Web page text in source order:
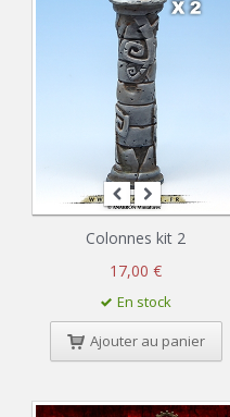
Colonnes kit 2
17,00 €
En stock
Ajouter au panier